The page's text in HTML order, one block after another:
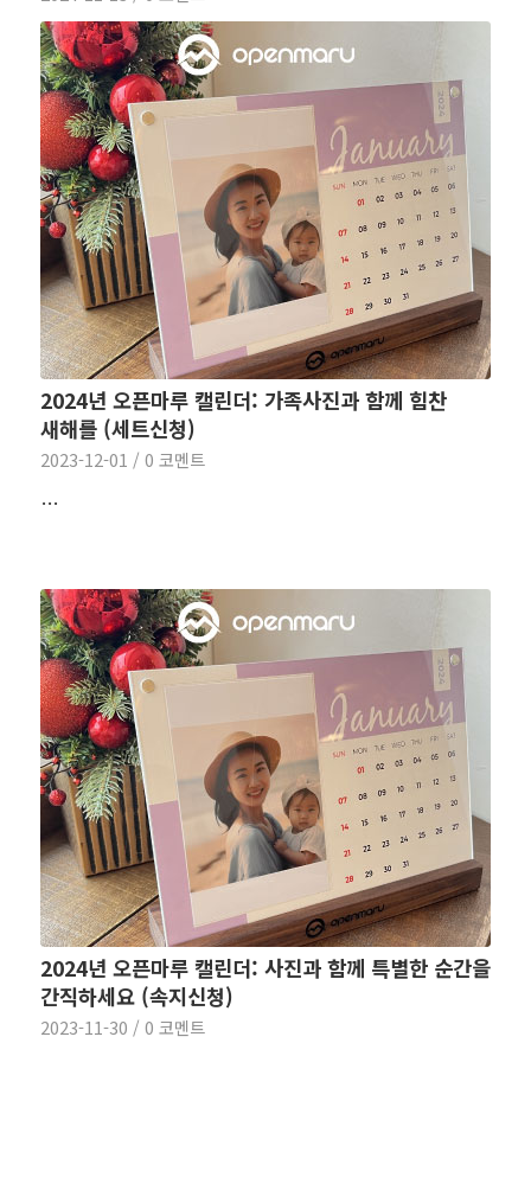
2024년 오픈마루 캘린더: 가족사진과 함께 힘찬
새해를 (세트신청)
2023-12-01 / 0 코멘트
…
2024년 오픈마루 캘린더: 사진과 함께 특별한 순간을
간직하세요 (속지신청)
2023-11-30 / 0 코멘트